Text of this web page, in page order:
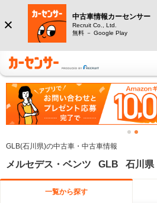
中古車情報カーセンサー
Recruit Co., Ltd.
無料 － Google Play
GLB(石川県)の中古車・中古車情報
メルセデス・ベンツ GLB 石川県
一覧から探す